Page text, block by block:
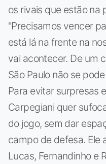
os rivais que estão na
"Precisamos vencer
está lá na frente na
vai acontecer. De um
São Paulo não se
Para evitar surpresas
Carpegiani quer
do jogo, sem dar
campo de defesa. Ele
Lucas, Fernandinho e